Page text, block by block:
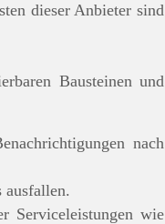
dieser Anbieter sind
Bausteinen und
nach
Serviceleistungen wie